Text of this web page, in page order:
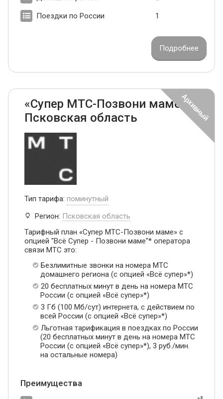
Поездки по России 1
Подробнее
«Супер МТС-Позвони маме»
Псковская область
Тип тарифа: поминутный
Регион: Псковская область
Тарифный план «Супер МТС-Позвони маме» с
опцией "Всё Супер - Позвони маме"* оператора
связи МТС это:
Безлимитные звонки на номера МТС
домашнего региона (с опцией «Всё супер»*)
20 бесплатных минут в день на номера МТС
России (с опцией «Всё супер»*)
3 Гб (100 Мб/сут) интернета, с действием по
всей России (с опцией «Всё супер»*)
Льготная тарификация в поездках по России
(20 бесплатных минут в день на номера МТС
России (с опцией «Всё супер»*), 3 руб./мин.
на остальные номера)
Преимущества